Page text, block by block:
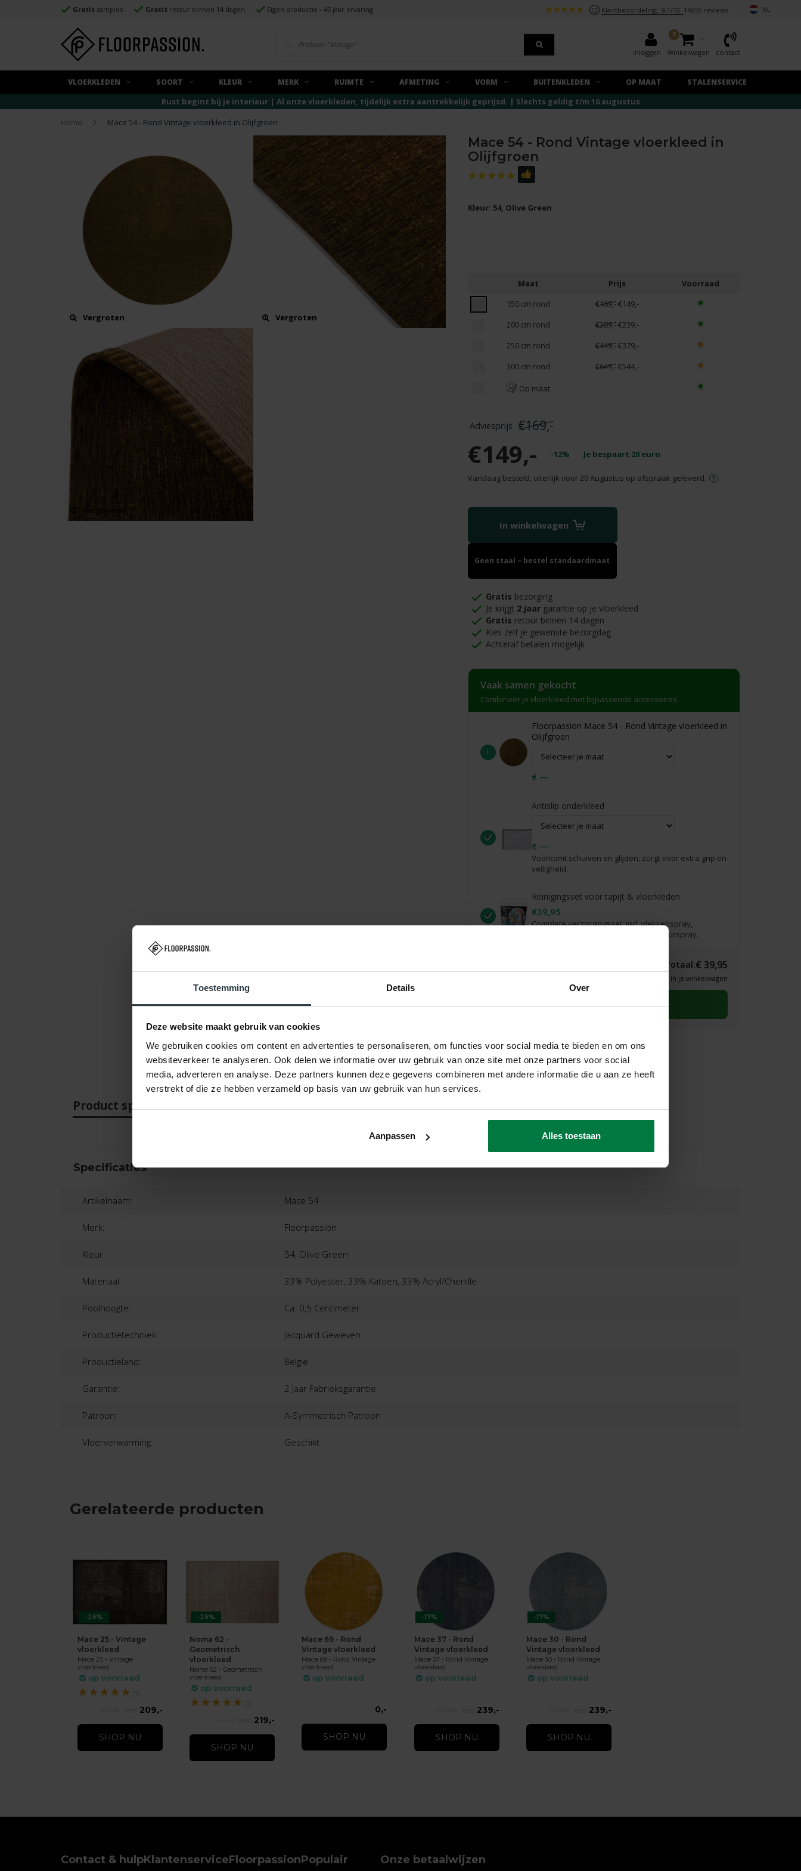
Toestemming Details Over
Deze website maakt gebruik van cookies
We gebruiken cookies om content en advertenties te personaliseren, om functies voor social media te bieden en om ons
websiteverkeer te analyseren. Ook delen we informatie over uw gebruik van onze site met onze partners voor social
media, adverteren en analyse. Deze partners kunnen deze gegevens combineren met andere informatie die u aan ze heeft
verstrekt of die ze hebben verzameld op basis van uw gebruik van hun services.
Aanpassen Alles toestaan
Gratis samples Gratis retour binnen 14 dagen. Eigen productie - 45 jaar ervaring Klantbeoordeling: 9,1/10 14655 reviews NL
inloggen
0
Winkelwagen contact
VLOERKLEDEN SOORT KLEUR MERK RUIMTE AFMETING VORM BUITENKLEDEN OP MAAT STALENSERVICE
Rust begint bij je interieur | Al onze vloerkleden, tijdelijk extra aantrekkelijk geprijsd. | Slechts geldig t/m 16 augustus
Home
Mace 54 - Rond Vintage vloerkleed in Olijfgroen
Vergroten Vergroten
Vergroten
Mace 54 - Rond Vintage vloerkleed in
Olijfgroen
Kleur: 54, Olive Green
Maat Prijs
Voorraad
150 cm rond
€169,-€149,-
200 cm rond
€289,-€239,-
250 cm rond
€449,-€379,-
300 cm rond
€649,-€544,-
Op maat
€169,-
€149,- -12% Je bespaart 20euro
Vandaag besteld, uiterlijk voor 20 Augustus op afspraak geleverd.
In winkelwagen
Geen staal – bestel standaardmaat
Gratis bezorging
Je krijgt 2 jaargarantie op je vloerkleed
Gratis retour binnen 14 dagen
Kies zelf je gewenste bezorgdag
Achteraf betalen mogelijk
Vaak samen gekocht
Combineer je vloerkleed met bijpassende accessoires.
+
Floorpassion Mace 54 - Rond Vintage vloerkleed in
Olijfgroen
€ —
Antislip onderkleed
€ —
Voorkomt schuiven en glijden, zorgt voor extra grip en
veiligheid.
Reinigingsset voor tapijt & vloerkleden
€39,95
Complete verzorgingsset: incl. vlekkenspray,
vlekkenwonder, handdoekje & interieurspray.
Totaal:€ 39,95
* Definitieve prijs zie je in je winkelwagen
Selecteer eerst een maat
Product specificaties Beoordelingen Product
Specificaties
Artikelnaam: Mace 54
Merk: Floorpassion
Kleur: 54, Olive Green
Materiaal: 33% Polyester, 33% Katoen, 33% Acryl/Chenille
Poolhoogte: Ca. 0,5 Centimeter
Productietechniek: Jacquard Geweven
Productieland: België
Garantie: 2 Jaar Fabrieksgarantie
Patroon: A-Symmetrisch Patroon
Vloerverwarming: Geschikt
Gerelateerde producten
-25%
Mace 25 - Vintage
vloerkleed
Mace 25 - Vintage
vloerkleed
op voorraad
★★★★★ (1)
209,-
SHOP NU
-25%
Noma 62 -
Geometrisch
vloerkleed
Noma 62 - Geometrisch
vloerkleed
op voorraad
★★★★★ (1)
219,-
SHOP NU
Mace 69 - Rond
Vintage vloerkleed
Mace 69 - Rond Vintage
vloerkleed
op voorraad
0,-
SHOP NU
-17%
Mace 37 - Rond
Vintage vloerkleed
Mace 37 - Rond Vintage
vloerkleed
op voorraad
239,-
SHOP NU
-17%
Mace 30 - Rond
Vintage vloerkleed
Mace 30 - Rond Vintage
vloerkleed
op voorraad
239,-
SHOP NU
Contact & hulpKlantenserviceFloorpassionPopulair Onze betaalwijzen